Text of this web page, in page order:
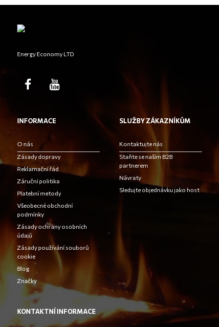
Energy Economy LTD
INFORMACE
O nás
Zásady dopravy
Reklamační řád
Záruční politika
Platební metody
Všeobecné obchodní
podmínky
Zásady ochrany osobních
údajů
Zásady používání souborů
cookie
Blog
Značky
SLUŽBY ZÁKAZNÍKŮM
Kontaktujte nás
Staňte se naším B2B
partnerem
Návraty
Sledujte objednávku jako host
KONTAKTNÍ INFORMACE